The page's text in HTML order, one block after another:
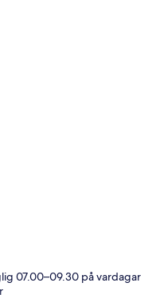
07.00–09.30 på vardagar